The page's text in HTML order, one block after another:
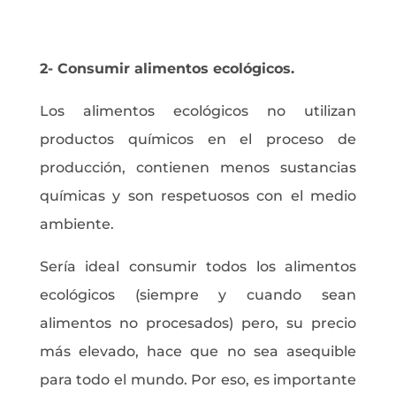
2- Consumir alimentos ecológicos.
Los alimentos ecológicos no utilizan
productos químicos en el proceso de
producción, contienen menos sustancias
químicas y son respetuosos con el medio
ambiente.
Sería ideal consumir todos los alimentos
ecológicos (siempre y cuando sean
alimentos no procesados) pero, su precio
más elevado, hace que no sea asequible
para todo el mundo. Por eso, es importante